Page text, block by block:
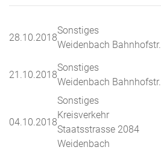
28.10.2018
Sonstiges
Weidenbach Bahnhofstr.
21.10.2018
Sonstiges
Weidenbach Bahnhofstr.
04.10.2018
Sonstiges
Kreisverkehr
Staatsstrasse 2084
Weidenbach